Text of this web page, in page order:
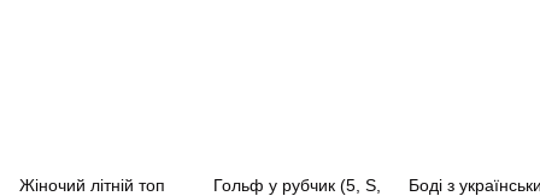
Жіночий літній топ
Гольф у рубчик (5, S,
Боді з